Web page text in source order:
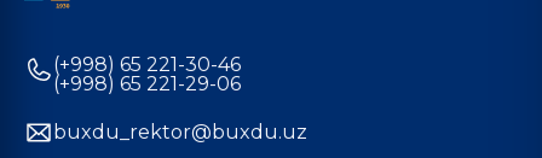
(+998) 65 221-30-46
(+998) 65 221-29-06
buxdu_rektor@buxdu.uz